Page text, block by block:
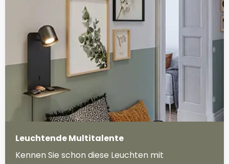
Leuchtende Multitalente
Kennen Sie schon diese Leuchten mit